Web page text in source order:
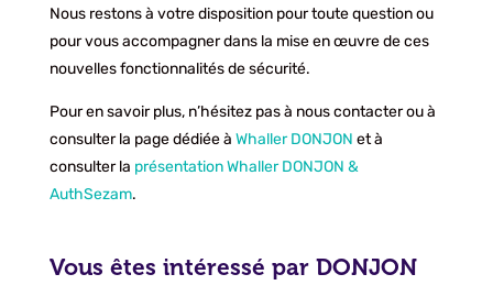
Nous restons à votre disposition pour toute question ou
pour vous accompagner dans la mise en œuvre de ces
nouvelles fonctionnalités de sécurité.
Pour en savoir plus, n’hésitez pas à nous contacter ou à
consulter la page dédiée à Whaller DONJON et à
consulter la présentation Whaller DONJON &
AuthSezam.
Vous êtes intéressé par DONJON